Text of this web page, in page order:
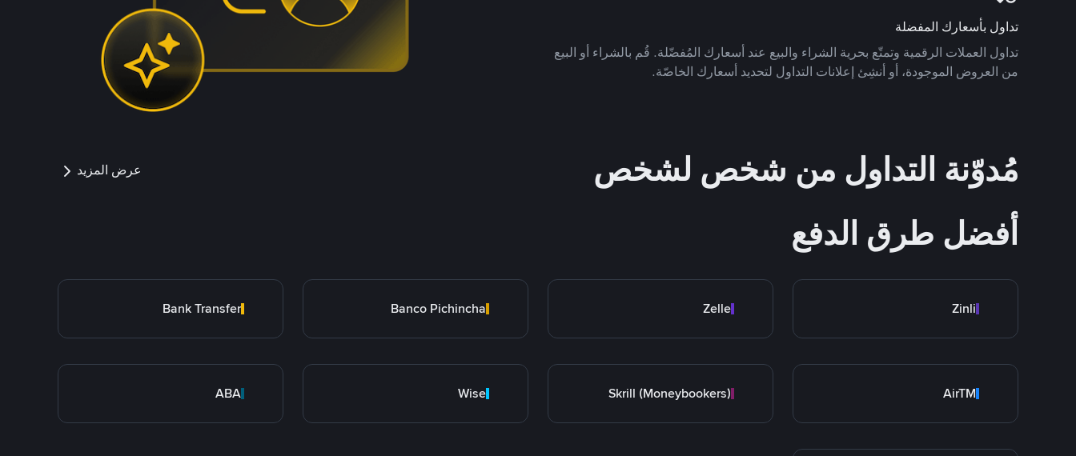
تداول بأسعارك المفضلة
تداول العملات الرقمية وتمتّع بحرية الشراء والبيع عند أسعارك المُفضّلة. قُم بالشراء أو البيع
من العروض الموجودة، أو أنشِئ إعلانات التداول لتحديد أسعارك الخاصّة.
مُدوّنة التداول من شخص لشخص عرض المزيد
أفضل طرق الدفع
Zinli
Zelle
Banco Pichincha
Bank Transfer
AirTM
Skrill (Moneybookers)
Wise
ABA